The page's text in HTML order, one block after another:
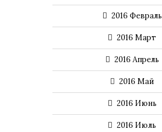
2016 Февраль
2016 Март
2016 Апрель
2016 Май
2016 Июнь
2016 Июль